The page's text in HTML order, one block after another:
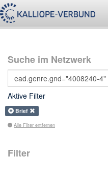
Suche im Netzwerk
Aktive Filter
Brief
Alle Filter entfernen
Filter